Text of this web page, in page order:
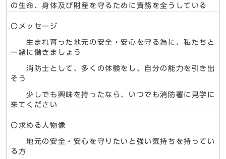
の生命、身体及び財産を守るために責務を全うしている
〇メッセージ
生まれ育った地元の安全・安心を守る為に、私たちと
一緒に働きましょう
消防士として、多くの体験をし、自分の能力を引き出
そう
少しでも興味を持ったなら、いつでも消防署に見学に
来てください
〇求める人物像
地元の安全・安心を守りたいと強い気持ちを持ってい
る方